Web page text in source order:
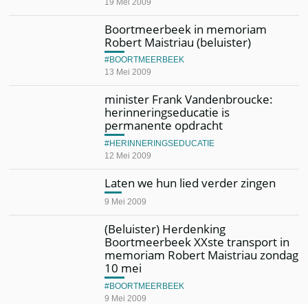
Boortmeerbeek in memoriam
Robert Maistriau (beluister)
13 Mei 2009
BOORTMEERBEEK
minister Frank Vandenbroucke:
herinneringseducatie is
permanente opdracht
12 Mei 2009
HERINNERINGSEDUCATIE
Laten we hun lied verder zingen
9 Mei 2009
(Beluister) Herdenking
Boortmeerbeek XXste transport in
memoriam Robert Maistriau zondag
10 mei
9 Mei 2009
BOORTMEERBEEK